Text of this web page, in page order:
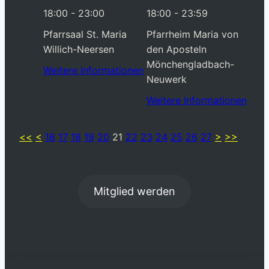
18:00 - 23:00
Pfarrsaal St. Maria
Willich-Neersen
Weitere Informationen
18:00 - 23:59
Pfarrheim Maria von
den Aposteln
Mönchengladbach-
Neuwerk
Weitere Informationen
<< < 16 17 18 19 20 21 22 23 24 25 26 27 > >>
Mitglied werden